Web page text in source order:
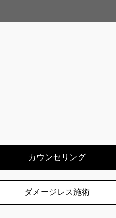
カウンセリング
ダメージレス施術